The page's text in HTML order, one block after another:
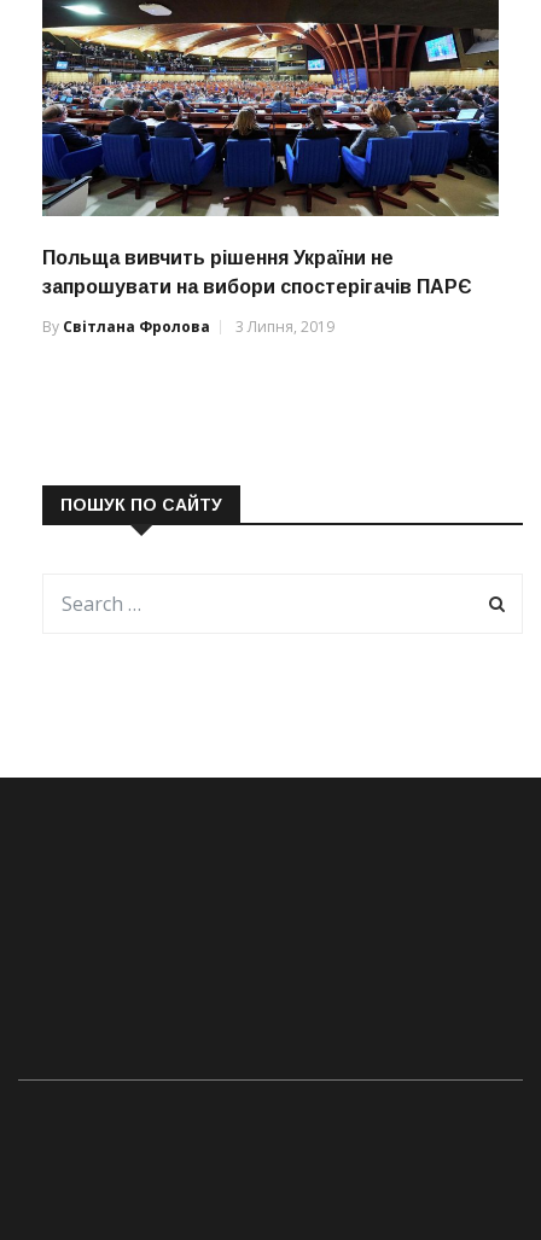
Польща вивчить рішення України не
запрошувати на вибори спостерігачів ПАРЄ
By Світлана Фролова 3 Липня, 2019
ПОШУК ПО САЙТУ